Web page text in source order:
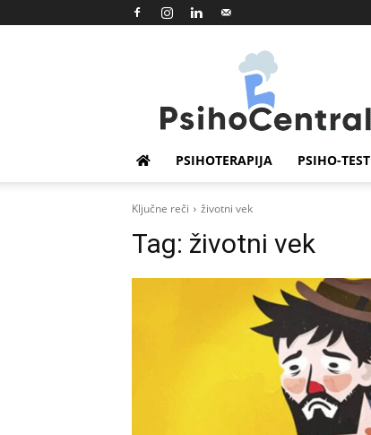
Psihocentrala
PSIHOTERAPIJA PSIHO-TEST
Ključne reči životni vek
Tag: životni vek